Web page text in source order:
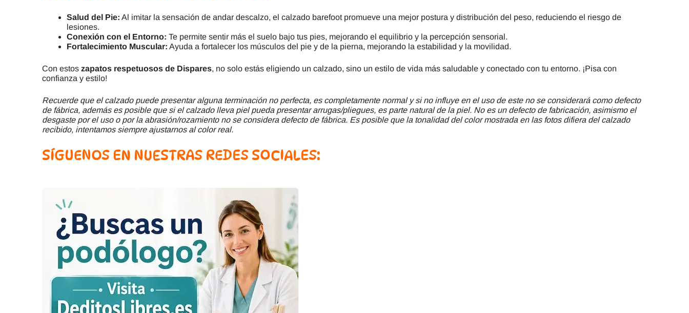
Salud del Pie: Al imitar la sensación de andar descalzo, el calzado barefoot promueve una mejor postura y distribución del peso, reduciendo el riesgo de
lesiones.
Conexión con el Entorno: Te permite sentir más el suelo bajo tus pies, mejorando el equilibrio y la percepción sensorial.
Fortalecimiento Muscular: Ayuda a fortalecer los músculos del pie y de la pierna, mejorando la estabilidad y la movilidad.
Con estos zapatos respetuosos de Dispares, no solo estás eligiendo un calzado, sino un estilo de vida más saludable y conectado con tu entorno. ¡Pisa con
confianza y estilo!
Recuerde que el calzado puede presentar alguna terminación no perfecta, es completamente normal y si no influye en el uso de este no se considerará como defecto
de fábrica, además es posible que si el calzado lleva piel pueda presentar arrugas/pliegues, es parte natural de la piel. No es un defecto de fabricación, asimismo el
desgaste por el uso o por la abrasión/rozamiento no se considera defecto de fábrica. Es posible que la tonalidad del color mostrada en las fotos difiera del calzado
recibido, intentamos siempre ajustarnos al color real.
SÍGUENOS EN NUESTRAS REDES SOCIALES: